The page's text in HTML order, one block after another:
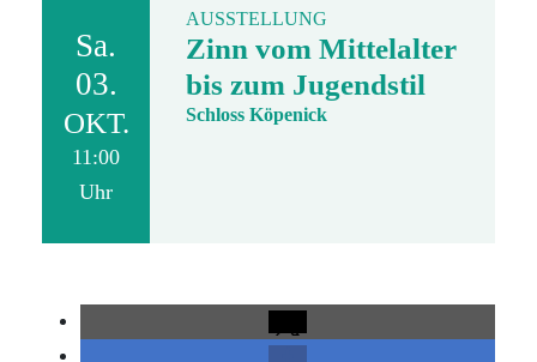
Sa.
03.
OKT.
11:00
Uhr
AUSSTELLUNG
Zinn vom Mittelalter
bis zum Jugendstil
Schloss Köpenick